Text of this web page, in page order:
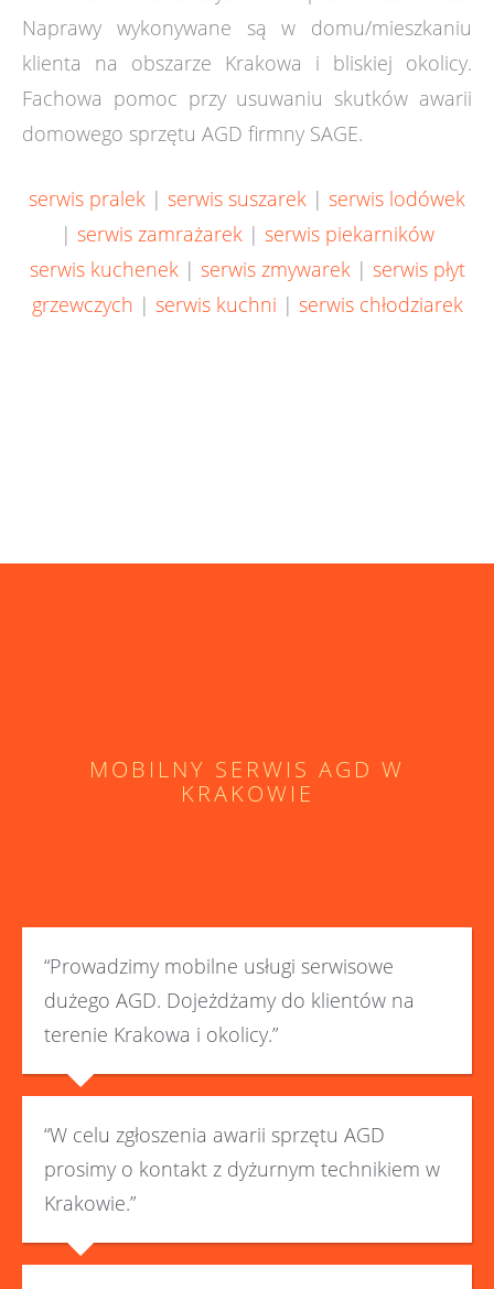
Naprawy wykonywane są w domu/mieszkaniu
klienta na obszarze Krakowa i bliskiej okolicy.
Fachowa pomoc przy usuwaniu skutków awarii
domowego sprzętu AGD firmny SAGE.
serwis pralek | serwis suszarek | serwis lodówek
| serwis zamrażarek| serwis piekarników
serwis kuchenek| serwis zmywarek| serwis płyt
grzewczych | serwis kuchni | serwis chłodziarek
MOBILNY SERWIS AGD W
KRAKOWIE
“Prowadzimy mobilne usługi serwisowe
dużego AGD. Dojeżdżamy do klientów na
terenie Krakowa i okolicy.”
“W celu zgłoszenia awarii sprzętu AGD
prosimy o kontakt z dyżurnym technikiem w
Krakowie.”